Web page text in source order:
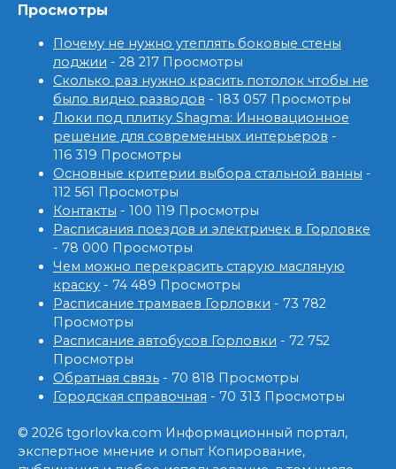
Просмотры
Почему не нужно утеплять боковые стены
лоджии - 28 217 Просмотры
Сколько раз нужно красить потолок чтобы не
было видно разводов - 183 057 Просмотры
Люки под плитку Shagma: Инновационное
решение для современных интерьеров -
116 319 Просмотры
Основные критерии выбора стальной ванны -
112 561 Просмотры
Контакты - 100 119 Просмотры
Расписания поездов и электричек в Горловке
- 78 000 Просмотры
Чем можно перекрасить старую масляную
краску - 74 489 Просмотры
Расписание трамваев Горловки - 73 782
Просмотры
Расписание автобусов Горловки - 72 752
Просмотры
Обратная связь - 70 818 Просмотры
Городская справочная - 70 313 Просмотры
© 2026 tgorlovka.com Информационный портал,
экспертное мнение и опыт Копирование,